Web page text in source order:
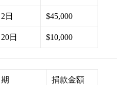
日 $45,000
日 $10,000
捐款金額